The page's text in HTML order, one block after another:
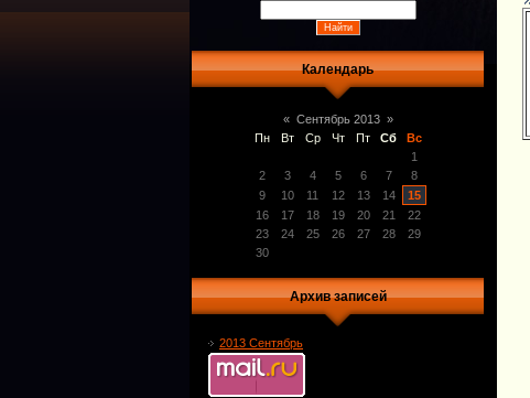
Календарь
« Сентябрь 2013 »
Пн
Вт Ср Чт Пт Сб
Вс
1
2
3 4 5 6 7
8
9
10 11 12 13 14
15
16
17 18 19 20 21
22
23
24 25 26 27 28
29
30
Архив записей
2013 Сентябрь